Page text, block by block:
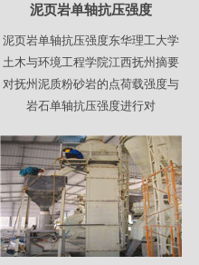
泥页岩单轴抗压强度
泥页岩单轴抗压强度东华理工大学
土木与环境工程学院江西抚州摘要
对抚州泥质粉砂岩的点荷载强度与
岩石单轴抗压强度进行对